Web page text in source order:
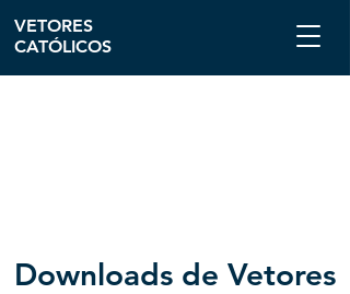
Downloads de Vetores
VETORES
CATÓLICOS